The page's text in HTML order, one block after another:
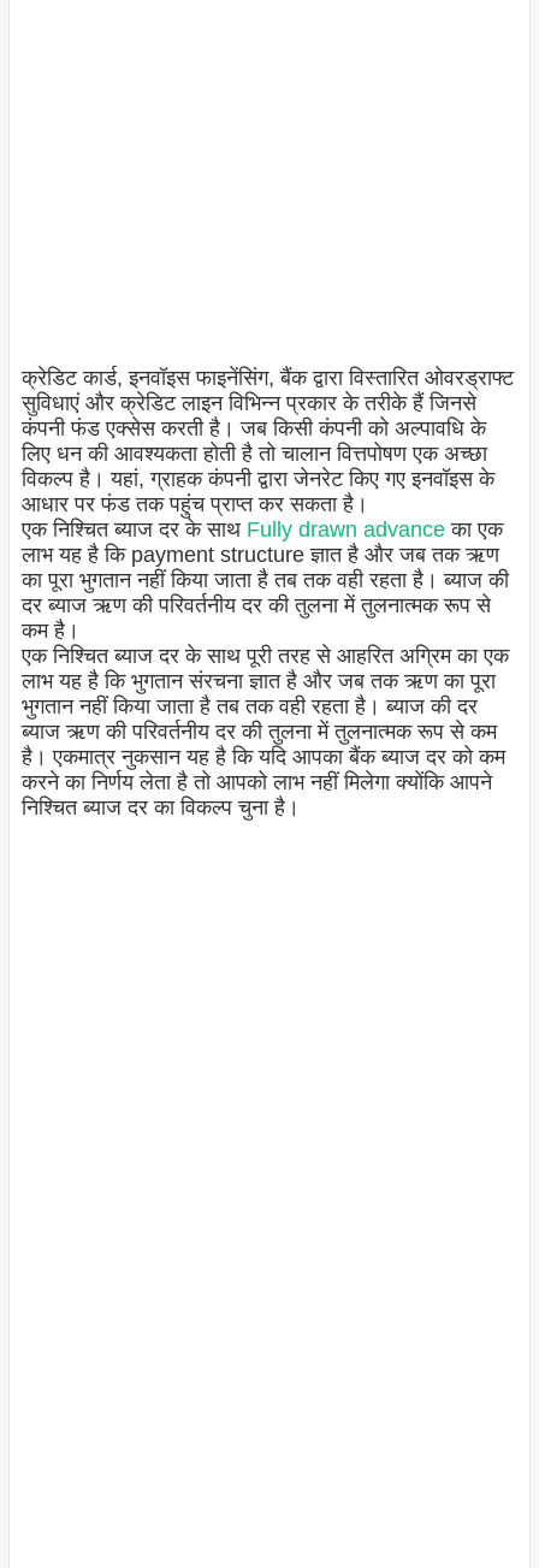
क्रेडिट कार्ड, इनवॉइस फाइनेंसिंग, बैंक द्वारा विस्तारित ओवरड्राफ्ट
सुविधाएं और क्रेडिट लाइन विभिन्न प्रकार के तरीके हैं जिनसे
कंपनी फंड एक्सेस करती है। जब किसी कंपनी को अल्पावधि के
लिए धन की आवश्यकता होती है तो चालान वित्तपोषण एक अच्छा
विकल्प है। यहां, ग्राहक कंपनी द्वारा जेनरेट किए गए इनवॉइस के
आधार पर फंड तक पहुंच प्राप्त कर सकता है।
एक निश्चित ब्याज दर के साथFully drawn advanceका एक
लाभ यह है कि payment structure ज्ञात है और जब तक ऋण
का पूरा भुगतान नहीं किया जाता है तब तक वही रहता है। ब्याज की
दर ब्याज ऋण की परिवर्तनीय दर की तुलना में तुलनात्मक रूप से
कम है।
एक निश्चित ब्याज दर के साथ पूरी तरह से आहरित अग्रिम का एक
लाभ यह है कि भुगतान संरचना ज्ञात है और जब तक ऋण का पूरा
भुगतान नहीं किया जाता है तब तक वही रहता है। ब्याज की दर
ब्याज ऋण की परिवर्तनीय दर की तुलना में तुलनात्मक रूप से कम
है।एकमात्र नुकसान यह है कि यदि आपका बैंक ब्याज दर को कम
करने का निर्णय लेता है तो आपको लाभ नहीं मिलेगा क्योंकि आपने
निश्चित ब्याज दर का विकल्प चुना है।